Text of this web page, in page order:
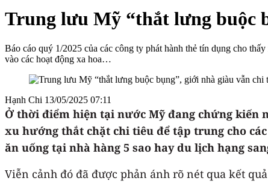
Trung lưu Mỹ “thắt lưng buộc
Báo cáo quý 1/2025 của các công ty phát hành thẻ tín dụng cho
vào các hoạt động xa hoa…
Hạnh Chi 13/05/2025 07:11
Ở thời điểm hiện tại nước Mỹ đang chứng kiến
xu hướng thắt chặt chi tiêu để tập trung cho
ăn uống tại nhà hàng 5 sao hay du lịch hạng
Viễn cảnh đó đã được phản ánh rõ nét qua kết